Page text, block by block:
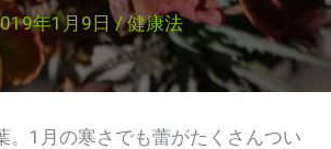
年1月9日/健康法
。1月の寒さでも蕾がたくさんつい